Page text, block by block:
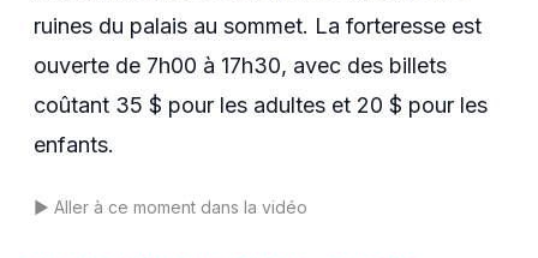
ruines du palais au sommet. La forteresse est
ouverte de 7h00 à 17h30, avec des billets
coûtant 35 $ pour les adultes et 20 $ pour les
enfants.
▶️ Aller à ce moment dans la vidéo